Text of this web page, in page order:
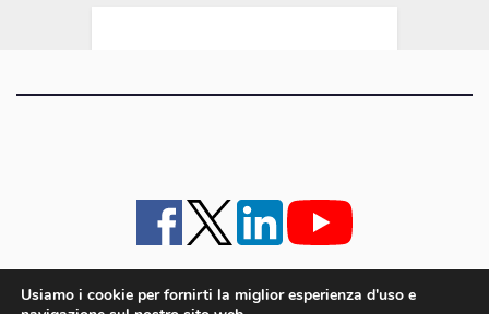
Usiamo i cookie per fornirti la miglior esperienza d'uso e